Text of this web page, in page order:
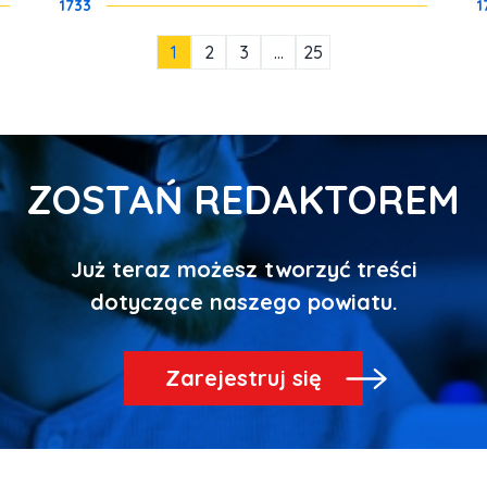
1733
1 2 3 … 25
ZOSTAŃ REDAKTOREM
Już teraz możesz tworzyć treści
Zarejestruj się